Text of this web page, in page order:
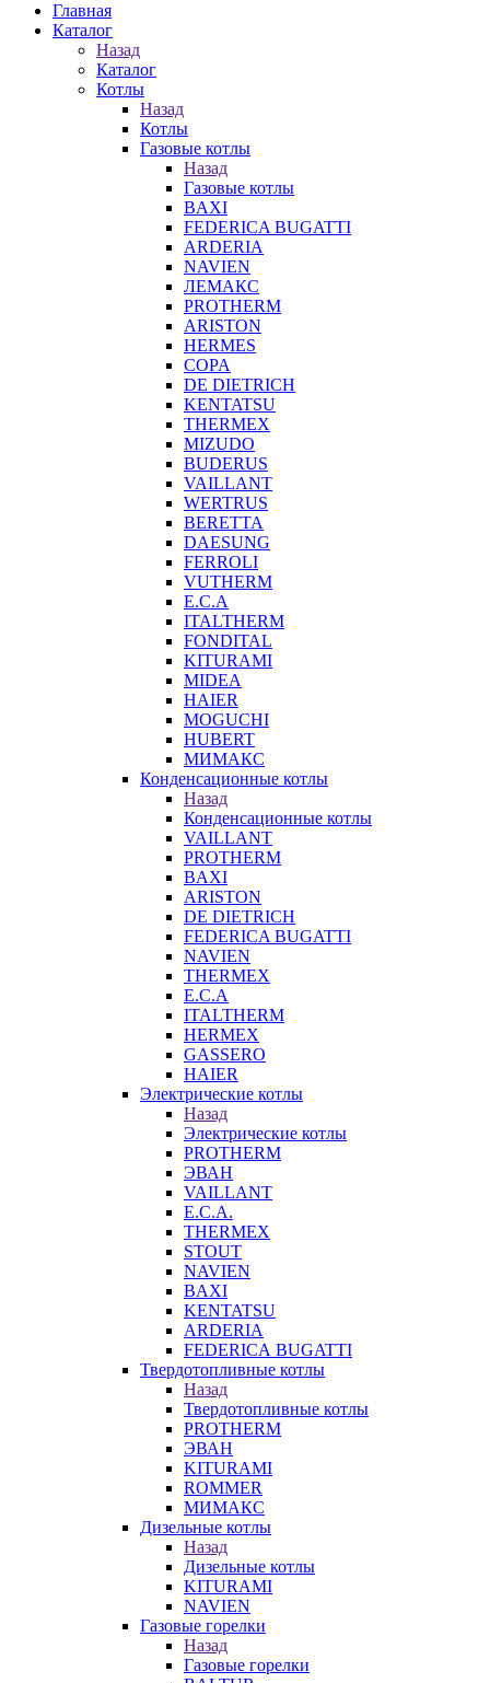
Главная
Каталог
Назад
Каталог
Котлы
Назад
Котлы
Газовые котлы
Назад
Газовые котлы
BAXI
FEDERICA BUGATTI
ARDERIA
NAVIEN
ЛЕМАКС
PROTHERM
ARISTON
HERMES
COPA
DE DIETRICH
KENTATSU
THERMEX
MIZUDO
BUDERUS
VAILLANT
WERTRUS
BERETTA
DAESUNG
FERROLI
VUTHERM
E.C.A
ITALTHERM
FONDITAL
KITURAMI
MIDEA
HAIER
MOGUCHI
HUBERT
МИМАКС
Конденсационные котлы
Назад
Конденсационные котлы
VAILLANT
PROTHERM
BAXI
ARISTON
DE DIETRICH
FEDERICA BUGATTI
NAVIEN
THERMEX
E.C.A
ITALTHERM
HERMEX
GASSERO
HAIER
Электрические котлы
Назад
Электрические котлы
PROTHERM
ЭВАН
VAILLANT
E.C.A.
THERMEX
STOUT
NAVIEN
BAXI
KENTATSU
ARDERIA
FEDERICА BUGATTI
Твердотопливные котлы
Назад
Твердотопливные котлы
PROTHERM
ЭВАН
KITURAMI
ROMMER
МИМАКС
Дизельные котлы
Назад
Дизельные котлы
KITURAMI
NAVIEN
Газовые горелки
Назад
Газовые горелки